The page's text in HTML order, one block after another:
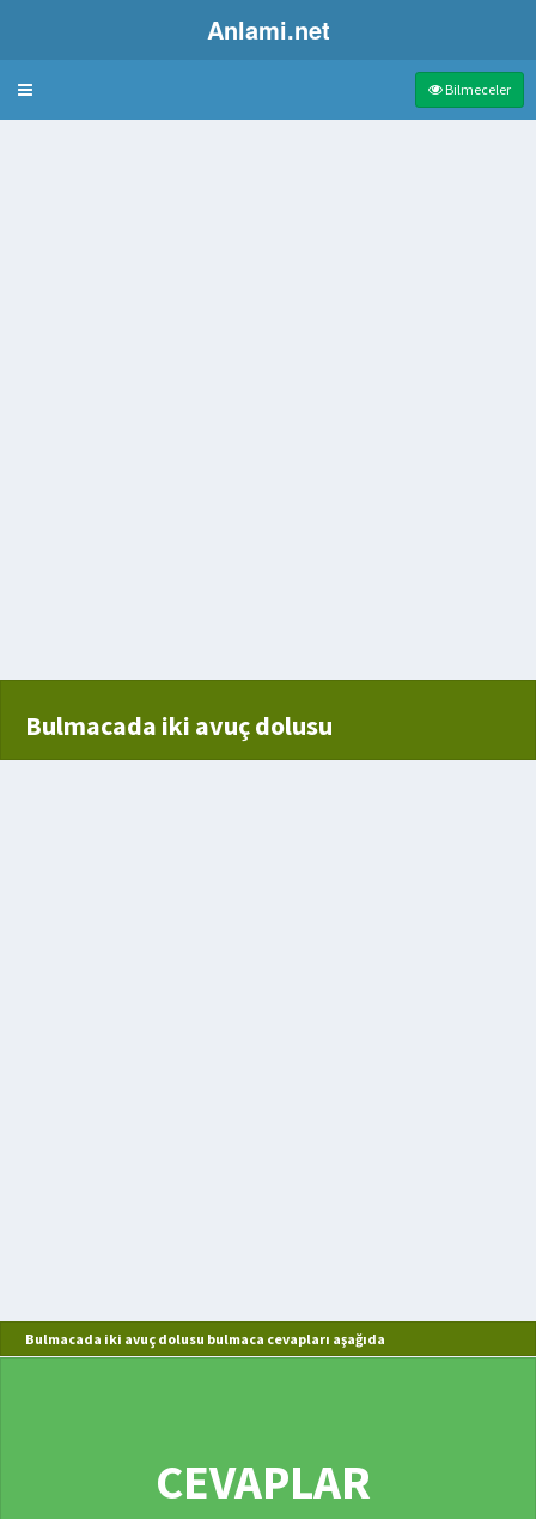
Anlami.net
Bulmaca Bilmeceler
Bulmacada iki avuç dolusu
Bulmacada iki avuç dolusu bulmaca cevapları aşağıda
CEVAPLAR